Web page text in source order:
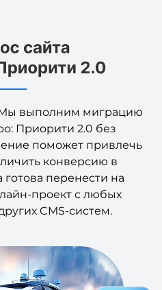
Мы выполним миграцию
Приорити 2.0 без
поможет привлечь
конверсию в
перенести на
проект с любых
CMS-систем.